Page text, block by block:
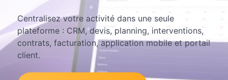
Centralisez votre activité dans une seule
plateforme : CRM, devis, planning, interventions,
contrats, facturation, application mobile et portail
client.